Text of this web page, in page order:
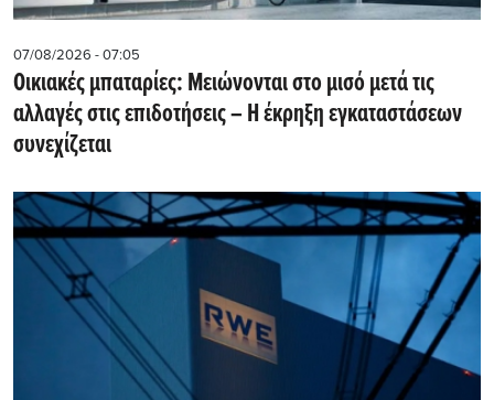
07/08/2026 - 07:05
Οικιακές μπαταρίες: Μειώνονται στο μισό μετά τις
αλλαγές στις επιδοτήσεις – Η έκρηξη εγκαταστάσεων
συνεχίζεται